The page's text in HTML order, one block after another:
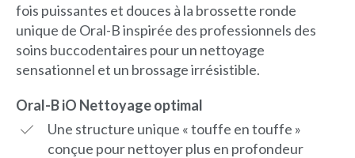
fois puissantes et douces à la brossette ronde
unique de Oral-B inspirée des professionnels des
soins buccodentaires pour un nettoyage
sensationnel et un brossage irrésistible.
Oral-B iO Nettoyage optimal
Une structure unique « touffe en touffe »
conçue pour nettoyer plus en profondeur